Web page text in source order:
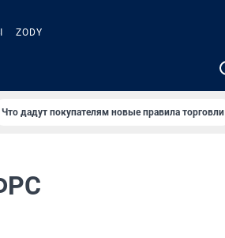
ZODY
Что дадут покупателям новые правила торговли